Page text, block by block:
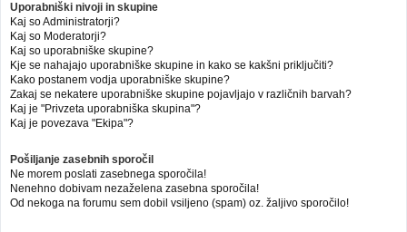
Uporabniški nivoji in skupine
Kaj so Administratorji?
Kaj so Moderatorji?
Kaj so uporabniške skupine?
Kje se nahajajo uporabniške skupine in kako se kakšni priključiti?
Kako postanem vodja uporabniške skupine?
Zakaj se nekatere uporabniške skupine pojavljajo v različnih barvah?
Kaj je "Privzeta uporabniška skupina"?
Kaj je povezava "Ekipa"?
Pošiljanje zasebnih sporočil
Ne morem poslati zasebnega sporočila!
Nenehno dobivam nezaželena zasebna sporočila!
Od nekoga na forumu sem dobil vsiljeno (spam) oz. žaljivo sporočilo!